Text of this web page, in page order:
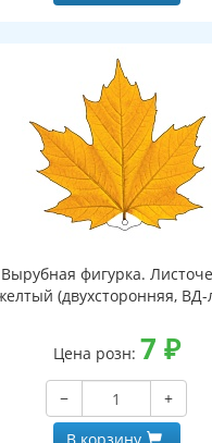
фигурка.
(двухсторонняя, ВД-
Цена розн: 7 ₽
−
+